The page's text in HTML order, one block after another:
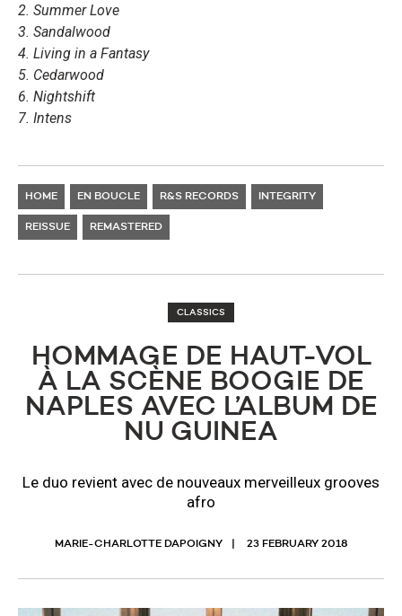
2. Summer Love
3. Sandalwood
4. Living in a Fantasy
5. Cedarwood
6. Nightshift
7. Intens
HOME EN BOUCLE R&S RECORDS INTEGRITY
REISSUE REMASTERED
CLASSICS
HOMMAGE DE HAUT-VOL
À LA SCÈNE BOOGIE DE
NAPLES AVEC L’ALBUM DE
NU GUINEA
Le duo revient avec de nouveaux merveilleux grooves
afro
MARIE-CHARLOTTE DAPOIGNY 23 FEBRUARY 2018